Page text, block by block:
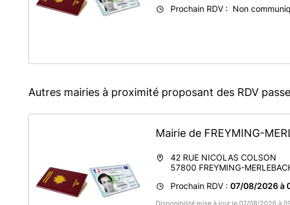
Prochain RDV : Non
Autres mairies à proximité proposant des RDV
Mairie de FREYMING-
42 RUE NICOLAS COLSON
57800 FREYMING-
Prochain RDV : 07/08/2026 à